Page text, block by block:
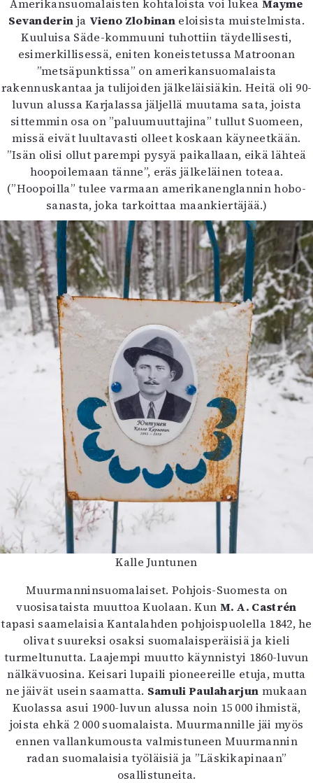
Amerikansuomalaisten kohtaloista voi lukeaMayme
Sevanderin ja Vieno Zlobinan eloisista muistelmista.
Kuuluisa Säde-kommuuni tuhottiin täydellisesti,
esimerkillisessä, eniten koneistetussa Matroonan
”metsäpunktissa” on amerikansuomalaista
rakennuskantaa ja tulijoiden jälkeläisiäkin. Heitä oli 90-
luvun alussa Karjalassa jäljellä muutama sata, joista
sittemmin osa on ”paluumuuttajina” tullut Suomeen,
missä eivät luultavasti olleet koskaan käyneetkään.
”Isän olisi ollut parempi pysyä paikallaan, eikä lähteä
hoopoilemaan tänne”, eräs jälkeläinen toteaa.
(”Hoopoilla” tulee varmaan amerikanenglannin hobo-
sanasta, joka tarkoittaa maankiertäjää.)
Kalle Juntunen
Muurmanninsuomalaiset. Pohjois-Suomesta on
vuosisataista muuttoa Kuolaan. Kun M. A. Castrén
tapasi saamelaisia Kantalahden pohjoispuolella 1842, he
olivat suureksi osaksi suomalaisperäisiä ja kieli
turmeltunutta. Laajempi muutto käynnistyi 1860-luvun
nälkävuosina. Keisari lupaili pioneereille etuja, mutta
ne jäivät usein saamatta. Samuli Paulaharjun mukaan
Kuolassa asui 1900-luvun alussa noin 15 000 ihmistä,
joista ehkä 2 000 suomalaista. Muurmannille jäi myös
ennen vallankumousta valmistuneen Muurmannin
radan suomalaisia työläisiä ja ”Läskikapinaan”
osallistuneita.